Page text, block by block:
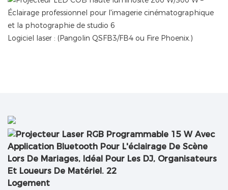
Logiciel laser : (Pangolin QSFB3/FB4 ou Fire Phoenix.)
Logement